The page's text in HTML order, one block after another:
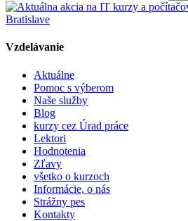
Vzdelávanie
Aktuálne
Pomoc s výberom
Naše služby
Blog
kurzy cez Úrad práce
Lektori
Hodnotenia
Zľavy
všetko o kurzoch
Informácie, o nás
Strážny pes
Kontakty